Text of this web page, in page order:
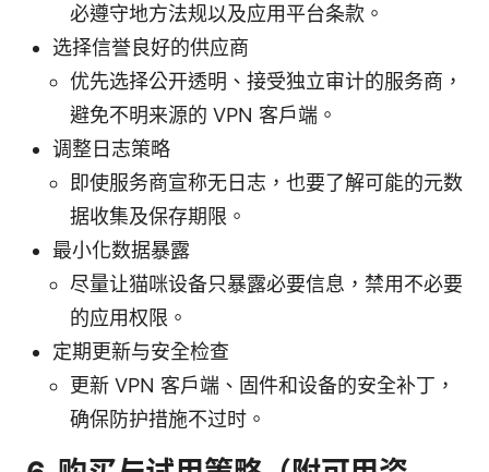
必遵守地方法规以及应用平台条款。
选择信誉良好的供应商
优先选择公开透明、接受独立审计的服务商，
避免不明来源的 VPN 客户端。
调整日志策略
即使服务商宣称无日志，也要了解可能的元数
据收集及保存期限。
最小化数据暴露
尽量让猫咪设备只暴露必要信息，禁用不必要
的应用权限。
定期更新与安全检查
更新 VPN 客户端、固件和设备的安全补丁，
确保防护措施不过时。